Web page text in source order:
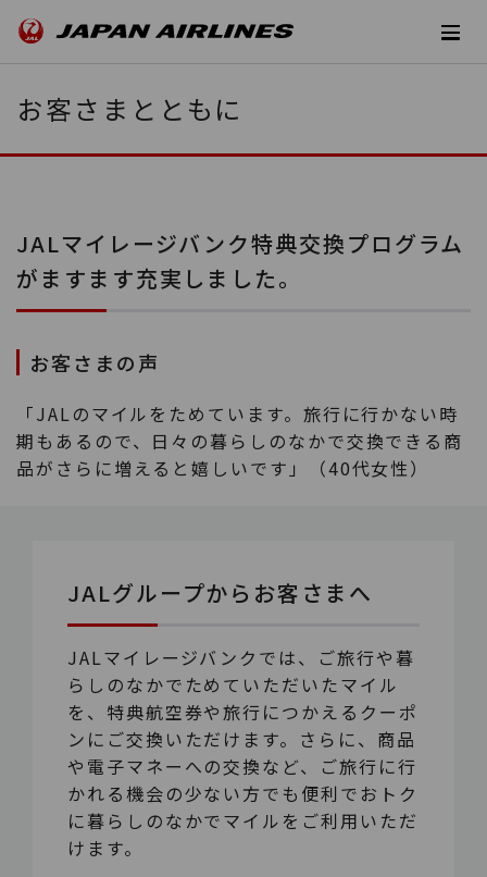
お客さまとともに
JALマイレージバンク特典交換プログラム
がますます充実しました。
お客さまの声
「JALのマイルをためています。旅行に行かない時
期もあるので、日々の暮らしのなかで交換できる商
品がさらに増えると嬉しいです」（40代女性）
JALグループからお客さまへ
JALマイレージバンクでは、ご旅行や暮
らしのなかでためていただいたマイル
を、特典航空券や旅行につかえるクーポ
ンにご交換いただけます。さらに、商品
や電子マネーへの交換など、ご旅行に行
かれる機会の少ない方でも便利でおトク
に暮らしのなかでマイルをご利用いただ
けます。